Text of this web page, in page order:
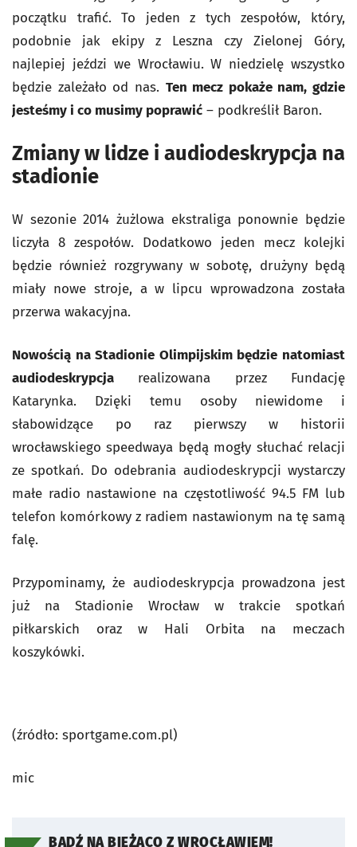
początku trafić. To jeden z tych zespołów, który,
podobnie jak ekipy z Leszna czy Zielonej Góry,
najlepiej jeździ we Wrocławiu. W niedzielę wszystko
będzie zależało od nas. Ten mecz pokaże nam, gdzie
jesteśmy i co musimy poprawić – podkreślił Baron.
Zmiany w lidze i audiodeskrypcja na
stadionie
W sezonie 2014 żużlowa ekstraliga ponownie będzie
liczyła 8 zespołów. Dodatkowo jeden mecz kolejki
będzie również rozgrywany w sobotę, drużyny będą
miały nowe stroje, a w lipcu wprowadzona została
przerwa wakacyjna.
Nowością na Stadionie Olimpijskim będzie natomiast
audiodeskrypcja realizowana przez Fundację
Katarynka. Dzięki temu osoby niewidome i
słabowidzące po raz pierwszy w historii
wrocławskiego speedwaya będą mogły słuchać relacji
ze spotkań. Do odebrania audiodeskrypcji wystarczy
małe radio nastawione na częstotliwość 94.5 FM lub
telefon komórkowy z radiem nastawionym na tę samą
falę.
Przypominamy, że audiodeskrypcja prowadzona jest
już na Stadionie Wrocław w trakcie spotkań
piłkarskich oraz w Hali Orbita na meczach
koszykówki.
(źródło: sportgame.com.pl)
mic
BĄDŹ NA BIEŻĄCO Z WROCŁAWIEM!